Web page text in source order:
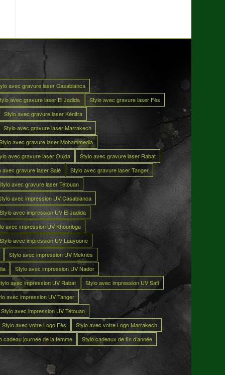
avec gravure laser Casablanca
avec gravure laser El Jadida
Stylo avec gravure laser Fès
Stylo avec gravure laser Kénitra
Stylo avec gravure laser Marrakech
avec gravure laser Mohammedia
avec gravure laser Oujda
Stylo avec gravure laser Rabat
avec gravure laser Salé
Stylo avec gravure laser Tanger
avec gravure laser Tétouan
avec impression UV Casablanca
Stylo avec impression UV El Jadida
avec impression UV Khouribga
Stylo avec impression UV Laayoune
Stylo avec impression UV Meknès
Stylo avec impression UV Nador
avec impression UV Rabat
Stylo avec impression UV Safi
avec impression UV Tanger
Stylo avec impression UV Tétouan
Stylo avec votre Logo Fès
Stylo avec votre Logo Marrakech
cadeau journée de la femme
Stylo cadeaux de fin d’année